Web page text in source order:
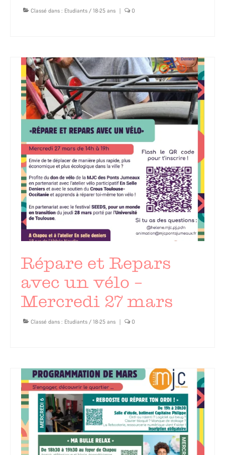
Classé dans : Etudiants / 18-25 ans 0
Répare et Repars
avec un vélo –
Mercredi 27 mars
Classé dans : Etudiants / 18-25 ans 0